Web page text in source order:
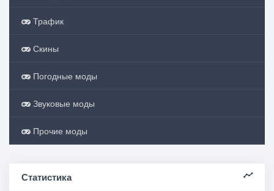
Трафик
Скины
Погодные моды
Звуковые моды
Прочие моды
Статистика